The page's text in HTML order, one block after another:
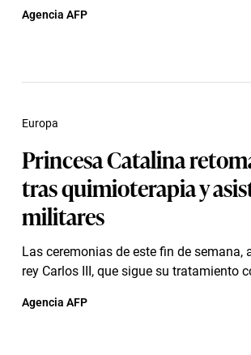
Agencia AFP
Princesa Catalina
tras quimioterapia y
militares
Las ceremonias de este fin de
rey Carlos III, que sigue su tratamiento
Europa
Agencia AFP